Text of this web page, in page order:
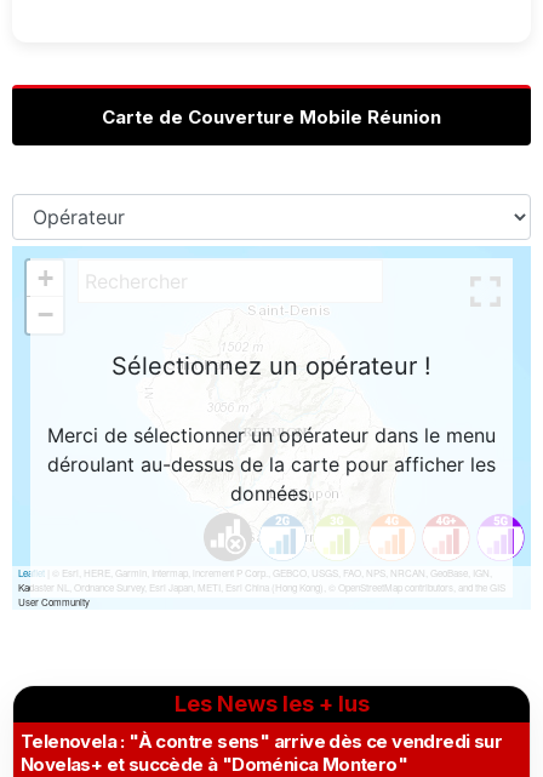
Carte de Couverture Mobile Réunion
Les News les + lus
Telenovela : "À contre sens" arrive dès ce vendredi sur
Novelas+ et succède à "Doménica Montero"